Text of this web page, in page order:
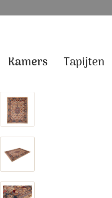
Kamers Tapijten